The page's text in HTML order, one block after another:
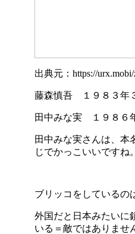
出典元：https://
藤森慎吾 １９８３年
田中みな実 １９８６
田中みな実さんは、本
じでかっこいいですね。
ブリッコをしているの
外国だと日本みたいに
いる＝敵ではありませ